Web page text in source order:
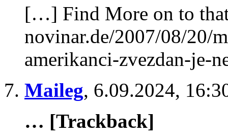
[…] Find More on to
novinar.de/2007/08/20/
amerikanci-zvezdan-
Maileg, 6.09.2024,
… [Trackback]